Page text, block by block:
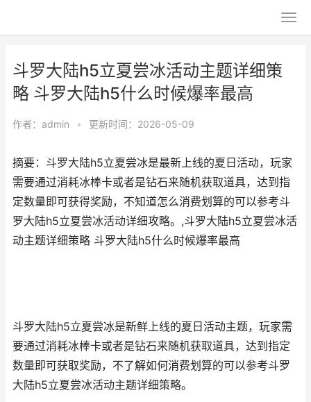
斗罗大陆h5立夏尝冰活动主题详细策
略 斗罗大陆h5什么时候爆率最高
作者： admin • 更新时间：2026-05-09
摘要：斗罗大陆h5立夏尝冰是最新上线的夏日活动，玩家
需要通过消耗冰棒卡或者是钻石来随机获取道具，达到指
定数量即可获得奖励，不知道怎么消费划算的可以参考斗
罗大陆h5立夏尝冰活动详细攻略。,斗罗大陆h5立夏尝冰活
动主题详细策略 斗罗大陆h5什么时候爆率最高
斗罗大陆h5立夏尝冰是新鲜上线的夏日活动主题，玩家需
要通过消耗冰棒卡或者是钻石来随机获取道具，达到指定
数量即可获取奖励，不了解如何消费划算的可以参考斗罗
大陆h5立夏尝冰活动主题详细策略。